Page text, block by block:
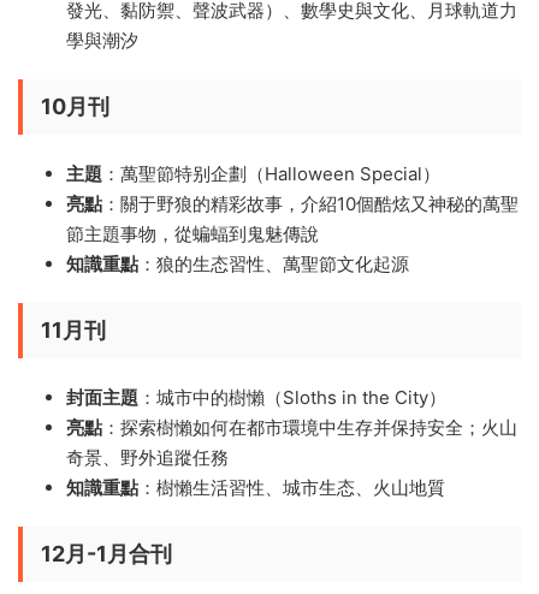
發光、黏防禦、聲波武器）、數學史與文化、月球軌道力
學與潮汐
10月刊
主題 ：萬聖節特别企劃（Halloween Special）
亮點 ：關于野狼的精彩故事，介紹10個酷炫又神秘的萬聖
節主題事物，從蝙蝠到鬼魅傳說
知識重點 ：狼的生态習性、萬聖節文化起源
11月刊
封面主題 ：城市中的樹懶（Sloths in the City）
亮點 ：探索樹懶如何在都市環境中生存并保持安全；火山
奇景、野外追蹤任務
知識重點 ：樹懶生活習性、城市生态、火山地質
12月-1月合刊